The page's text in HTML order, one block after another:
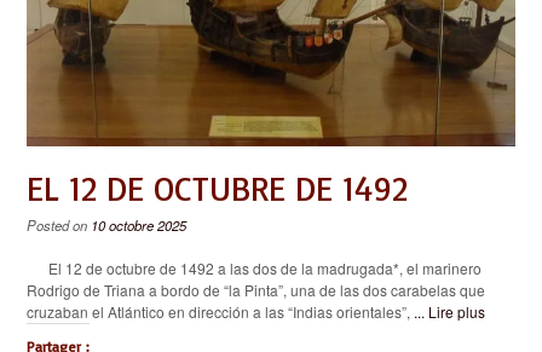
EL 12 DE OCTUBRE DE 1492
Posted on 10 octobre 2025
El 12 de octubre de 1492 a las dos de la madrugada*, el marinero
Rodrigo de Triana a bordo de “la Pinta”, una de las dos carabelas que
cruzaban el Atlántico en dirección a las “Indias orientales”, ... Lire plus
Partager :